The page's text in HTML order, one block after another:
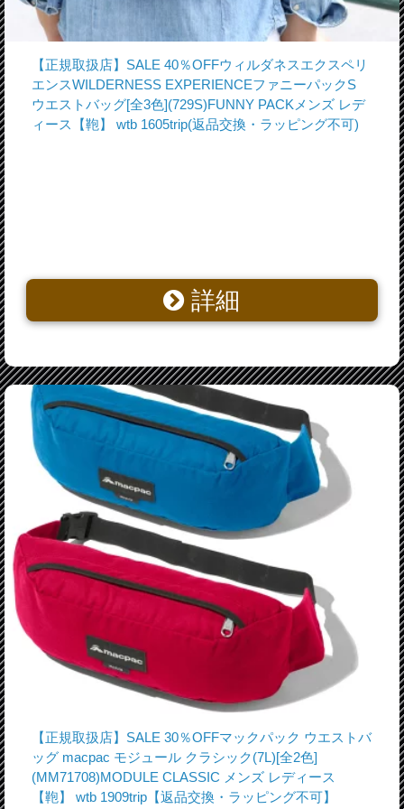
【正規取扱店】SALE 40％OFFウィルダネスエクスペリ
エンスWILDERNESS EXPERIENCEファニーパックS
ウエストバッグ[全3色](729S)FUNNY PACKメンズ レデ
ィース【鞄】 wtb 1605trip(返品交換・ラッピング不可)
詳細
【正規取扱店】SALE 30％OFFマックパック ウエストバ
ッグ macpac モジュール クラシック(7L)[全2色]
(MM71708)MODULE CLASSIC メンズ レディース
【鞄】 wtb 1909trip【返品交換・ラッピング不可】